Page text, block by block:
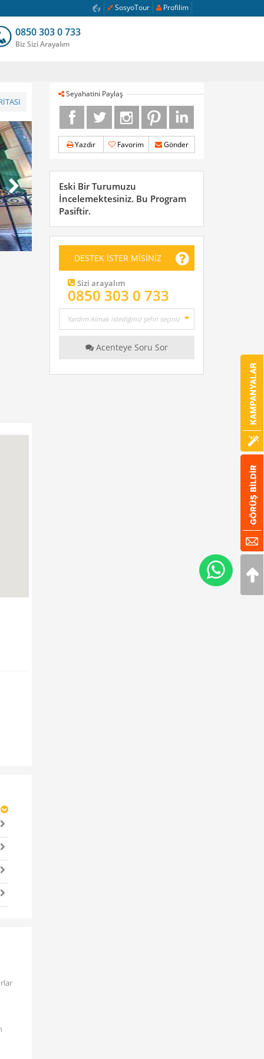
Profilim
SosyoTour
0850 303 0 733
Biz Sizi Arayalım
Seyahatini Paylaş
Yazdır Favorim Gönder
Eski Bir Turumuzu
İncelemektesiniz. Bu Program
Pasiftir.
DESTEK İSTER MİSİNİZ
Sizi arayalım
0850 303 0 733
Acenteye Soru Sor